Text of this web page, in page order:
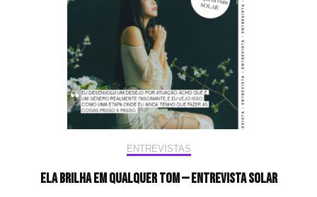
ENTREVISTAS
Ela brilha em qualquer tom — Entrevista Solar